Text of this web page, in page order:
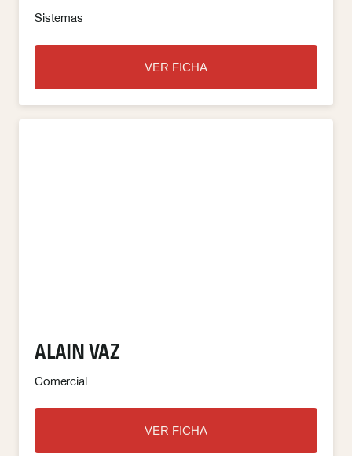
Sistemas
VER FICHA
ALAIN VAZ
Comercial
VER FICHA